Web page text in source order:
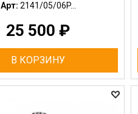
Арт: 2141/05/06P...
25 500 ₽
В КОРЗИНУ